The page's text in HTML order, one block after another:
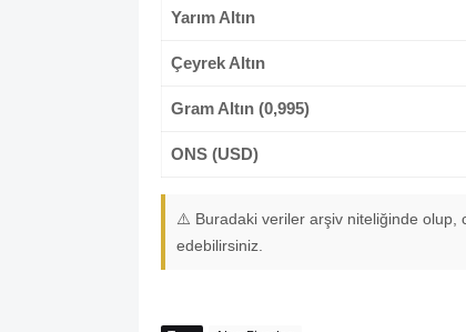
Yarım Altın
Çeyrek Altın
Gram Altın (0,995)
ONS (USD)
⚠️ Buradaki veriler arşiv niteliğinde olup,
edebilirsiniz.